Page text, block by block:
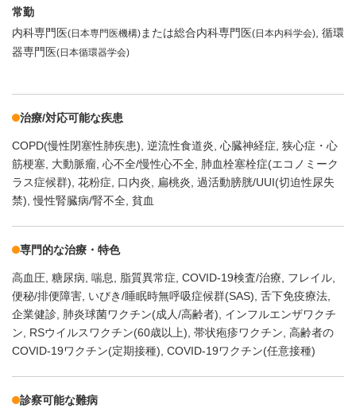
常勤
内科専門医(日本専門医機構) または総合内科専門医(日本内科学会) 循環
器専門医(日本循環器学会)
治療/対応可能な疾患
COPD(慢性閉塞性肺疾患) 逆流性食道炎 心臓神経症 狭心症・心
筋梗塞 大動脈瘤 心不全/慢性心不全 肺血栓塞栓症(エコノミーク
ラス症候群) 花粉症 口内炎 扁桃炎 過活動膀胱/UUI(切迫性尿失
禁) 慢性腎臓病/腎不全 貧血
専門的な治療・特色
高血圧 糖尿病 喘息 脂質異常症 COVID-19検査/治療
フレイル
便秘/排便障害 いびき/睡眠時無呼吸症候群(SAS) 舌下免疫療法
企業健診 肺炎球菌ワクチン(成人/高齢者)
インフルエンザワクチ
ン
RSウイルスワクチン(60歳以上) 帯状疱疹ワクチン 高齢者の
COVID-19ワクチン(定期接種) COVID-19ワクチン(任意接種)
診察可能な難病